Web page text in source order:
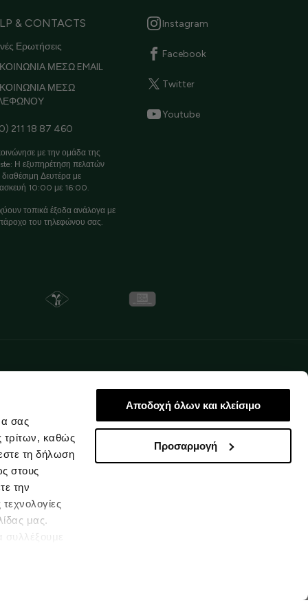
σας
τρίτων, καθώς
τη δήλωση
στους
την
μας.
συλλέξουμε
σας
Αποδοχή όλων και κλείσιμο
Προσαρμογή
& CONTACTS
Ερωτήσεις
ΜΕΣΩ EMAIL
ΜΕΣΩ
211 18 87 460
με την ομάδα της
Η εξυπηρέτηση πελατών
διαθέσιμη Δευτέρα με
10:00 με 16:00.
τοπικά έξοδα ανάλογα με
του τηλεφώνου σας.
Instagram
Facebook
Twitter
Youtube